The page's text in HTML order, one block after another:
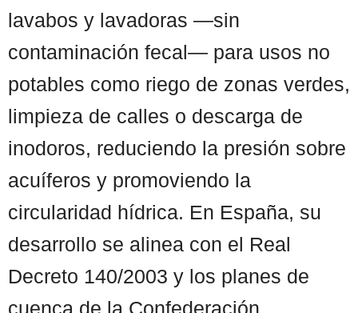
lavabos y lavadoras —sin
contaminación fecal— para usos no
potables como riego de zonas verdes,
limpieza de calles o descarga de
inodoros, reduciendo la presión sobre
acuíferos y promoviendo la
circularidad hídrica. En España, su
desarrollo se alinea con el Real
Decreto 140/2003 y los planes de
cuenca de la Confederación